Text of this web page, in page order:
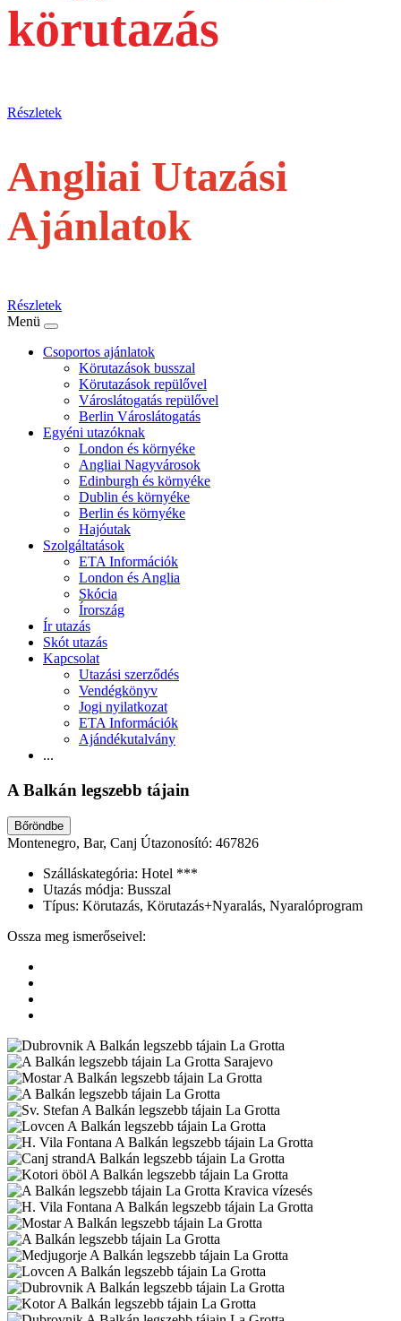
körutazás
Részletek
Angliai Utazási
Ajánlatok
Részletek
Menü
Csoportos ajánlatok
Körutazások busszal
Körutazások repülővel
Városlátogatás repülővel
Berlin Városlátogatás
Egyéni utazóknak
London és környéke
Angliai Nagyvárosok
Edinburgh és környéke
Dublin és környéke
Berlin és környéke
Hajóutak
Szolgáltatások
ETA Információk
London és Anglia
Skócia
Írország
Ír utazás
Skót utazás
Kapcsolat
Utazási szerződés
Vendégkönyv
Jogi nyilatkozat
ETA Információk
Ajándékutalvány
...
A Balkán legszebb tájain
Bőröndbe
Montenegro, Bar, Canj Útazonosító: 467826
Szálláskategória: Hotel ***
Utazás módja: Busszal
Típus: Körutazás, Körutazás+Nyaralás, Nyaralóprogram
Ossza meg ismerőseivel: